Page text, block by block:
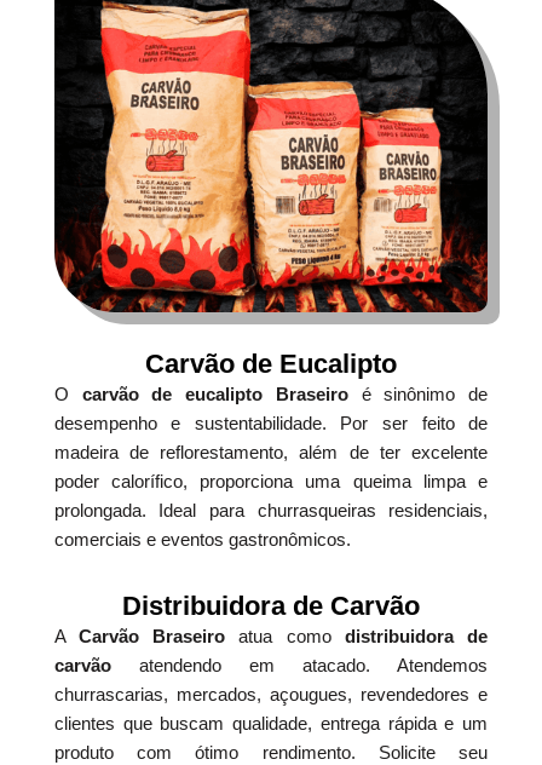
Carvão de Eucalipto
O carvão de eucalipto Braseiroé sinônimo de
desempenho e sustentabilidade. Por ser feito de
madeira de reflorestamento, além de ter excelente
poder calorífico, proporciona uma queima limpa e
prolongada. Ideal para churrasqueiras residenciais,
comerciais e eventos gastronômicos.
Distribuidora de Carvão
ACarvão Braseiro atua como distribuidora de
carvãoatendendo em atacado. Atendemos
churrascarias, mercados, açougues, revendedores e
clientes que buscam qualidade, entrega rápida e um
produto com ótimo rendimento. Solicite seu